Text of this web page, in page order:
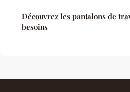
Découvrez les pantalons de
besoins